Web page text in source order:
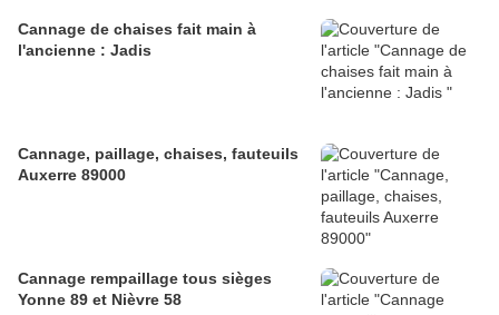
Cannage de chaises fait main à
l'ancienne : Jadis
Cannage, paillage, chaises, fauteuils
Auxerre 89000
Cannage rempaillage tous sièges
Yonne 89 et Nièvre 58